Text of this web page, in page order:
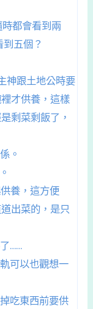
都會看到兩
五個？
神跟土地公時要
才供養，這樣
剩菜剩飯了，
。
養，這方便
出菜的，是只
……
可以也觀想一
吃東西前要供